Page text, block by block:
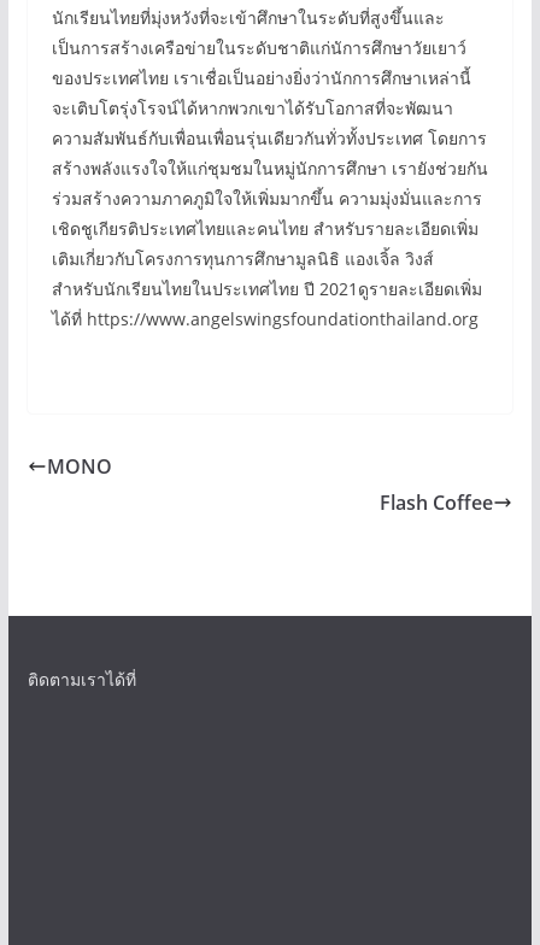
นักเรียนไทยที่มุ่งหวังที่จะเข้าศึกษาในระดับที่สูงขึ้นและ
เป็นการสร้างเครือข่ายในระดับชาติแก่นัการศึกษาวัยเยาว์
ของประเทศไทย เราเชื่อเป็นอย่างยิ่งว่านักการศึกษาเหล่านี้
จะเติบโตรุ่งโรจน์ได้หากพวกเขาได้รับโอกาสที่จะพัฒนา
ความสัมพันธ์กับเพื่อนเพื่อนรุ่นเดียวกันทั่วทั้งประเทศ โดยการ
สร้างพลังแรงใจให้แก่ชุมชมในหมู่นักการศึกษา เรายังช่วยกัน
ร่วมสร้างความภาคภูมิใจให้เพิ่มมากขึ้น ความมุ่งมั่นและการ
เชิดชูเกียรติประเทศไทยและคนไทย สำหรับรายละเอียดเพิ่ม
เติมเกี่ยวกับโครงการทุนการศึกษามูลนิธิ แองเจิ้ล วิงส์
สำหรับนักเรียนไทยในประเทศไทย ปี 2021ดูรายละเอียดเพิ่ม
ได้ที่ https://www.angelswingsfoundationthailand.org
MONO
Flash Coffee
ติดตามเราได้ที่